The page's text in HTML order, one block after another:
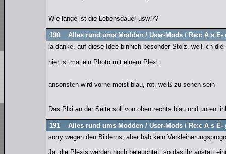
Wie lange ist die Lebensdauer usw.??
190 Alles rund ums Modden/ User-Mods/ Re:c A s
ja danke, auf diese Idee binnich besonder Stolz, weil ich die
hier ist mal ein Photo mit einem Plexi:
ansonsten wird vorne meist blau, rot, weiß zu sehen sein
Das Plxi an der Seite soll von oben rechts blau und unten
191 Alles rund ums Modden/ User-Mods/ Re:c A s
sorry wegen den Bilderns, aber hab kein
Ja, die Plexis werden noch beleuchtet, so das ihr anstatt